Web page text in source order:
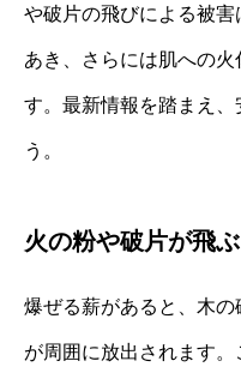
や破片の飛びによる被
あき、さらには肌への
す。最新情報を踏まえ、
う。
火の粉や破片が飛
爆ぜる薪があると、木
が周囲に放出されます